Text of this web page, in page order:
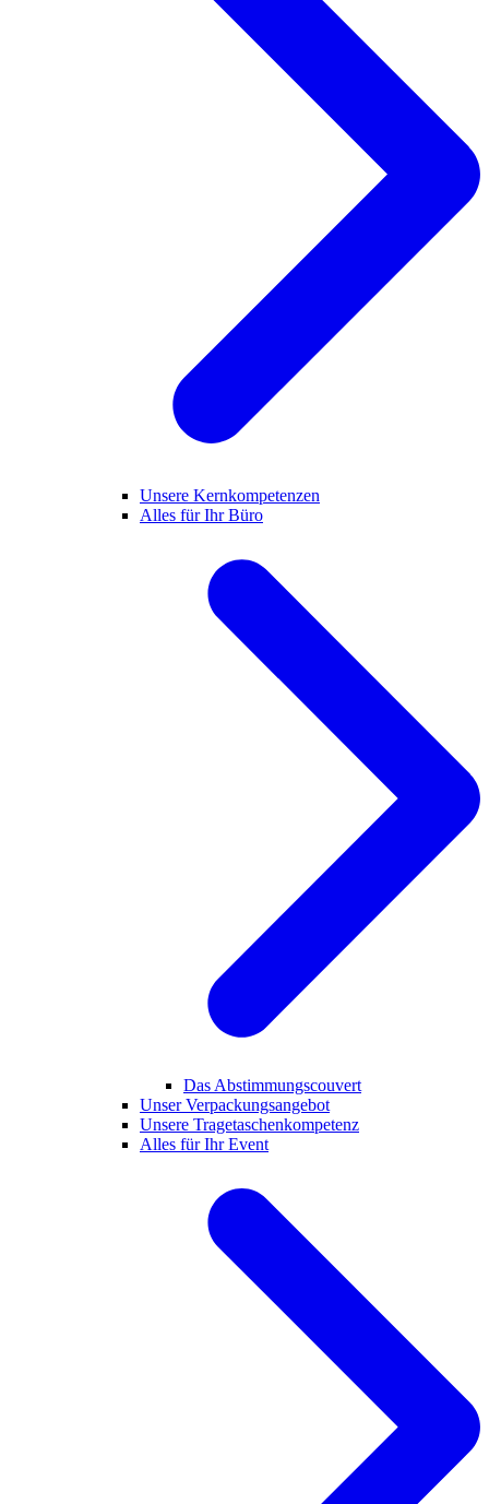
Unsere Kernkompetenzen
Alles für Ihr Büro
Das Abstimmungscouvert
Unser Verpackungsangebot
Unsere Tragetaschenkompetenz
Alles für Ihr Event